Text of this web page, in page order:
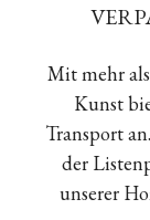
Mit mehr
Kunst
Transport
der
unserer